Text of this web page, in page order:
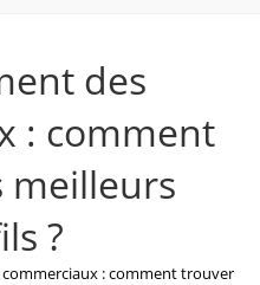
des
: comment
meilleurs
?
: comment trouver